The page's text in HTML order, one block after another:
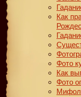
Как
Фото
Как
Фото